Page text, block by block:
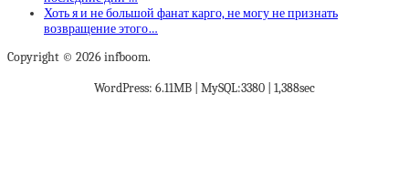
Хоть я и не большой фанат карго, не могу не признать
возвращение этого…
Copyright © 2026 infboom.
WordPress: 6.11MB | MySQL:3380 | 1,388sec